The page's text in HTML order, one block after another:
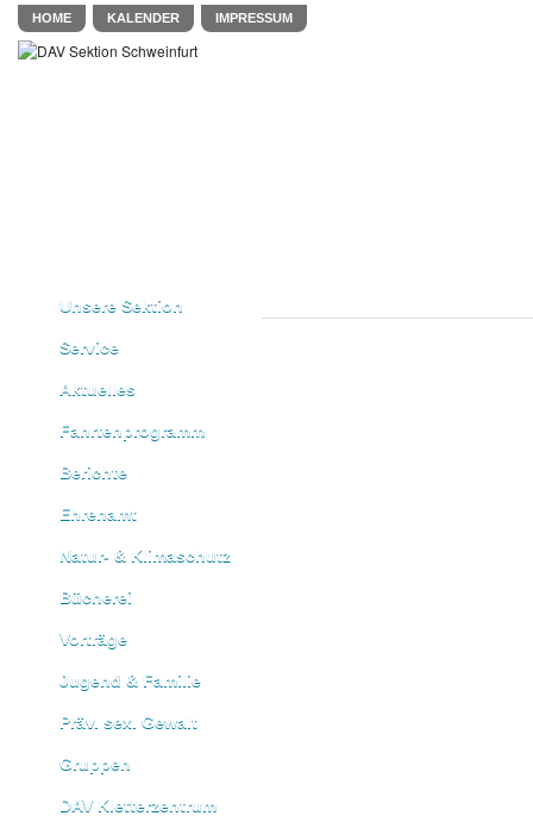
HOME KALENDER IMPRESSUM
Unsere Sektion
Service
Aktuelles
Fahrtenprogramm
Berichte
Ehrenamt
Natur- & Klimaschutz
Bücherei
Vorträge
Jugend & Familie
Präv. sex. Gewalt
Gruppen
DAV Kletterzentrum